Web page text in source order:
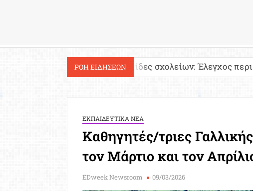
ΡΟΗ ΕΙΔΗΣΕΩΝ
Ιστοσελίδες σχολείων: Έλεγχος περιεχομένου και
ΕΚΠΑΙΔΕΥΤΙΚΑ ΝΕΑ
Καθηγητές/τριες
τον Μάρτιο και τον
EDweek Newsroom 09/03/2026